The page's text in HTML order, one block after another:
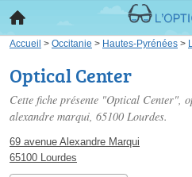
Accueil > Occitanie > Hautes-Pyrénées >
Optical Center
Cette fiche présente "Optical Center",
alexandre marqui, 65100 Lourdes.
69 avenue Alexandre Marqui
65100 Lourdes